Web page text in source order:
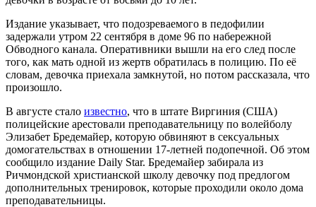
Издание указывает, что подозреваемого в педофилии
задержали утром 22 сентября в доме 96 по набережной
Обводного канала. Оперативники вышли на его след после
того, как мать одной из жертв обратилась в полицию. По её
словам, девочка приехала замкнутой, но потом рассказала, что
произошло.
В августе стало известно, что в штате Виргиния (США)
полицейские арестовали преподавательницу по волейболу
Элизабет Бредемайер, которую обвиняют в сексуальных
домогательствах в отношении 17-летней подопечной. Об этом
сообщило издание Daily Star. Бредемайер забирала из
Ричмондской христианской школу девочку под предлогом
дополнительных тренировок, которые проходили около дома
преподавательницы.